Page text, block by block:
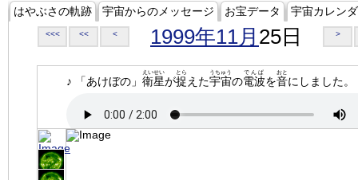
はやぶさの軌跡 宇宙からのメッセージ お宝データ 宇宙カレン
<<< << < 1999年11月 25日 >
♪ 「あけぼの」 衛星
えいせい
が捉
とら
えた宇宙
うちゅう
の電波
でんぱ
を音
おと
にしました。